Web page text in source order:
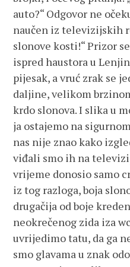
auto?“ Odgovor ne
naučen iz televizijskih
slonove kosti!“ Prizor
ispred haustora u
pijesak, a vruć zrak se
daljine, velikom
krdo slonova. I slika u
ja ostajemo na
nas nije znao kako
viđali smo ih na
vrijeme donosio samo
iz tog razloga, boja
drugačija od boje
neokrečenog zida iza
uvrijedimo tatu, da ga
smo glavama u znak